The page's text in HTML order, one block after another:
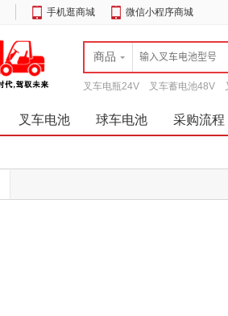
手机逛商城 微信小程序商城
商品
叉车电瓶24V 叉车蓄电池48V
叉车电池 球车电池 采购流程